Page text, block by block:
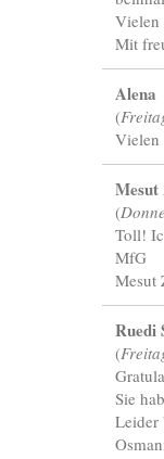
Mit
Alena
(
Vielen
(
Toll!
MfG
Mesut
Ruedi
(
Sie
Leider